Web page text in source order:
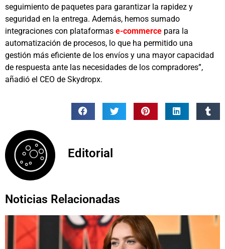
seguimiento de paquetes para garantizar la rapidez y
seguridad en la entrega. Además, hemos sumado
integraciones con plataformas e-commerce para la
automatización de procesos, lo que ha permitido una
gestión más eficiente de los envíos y una mayor capacidad
de respuesta ante las necesidades de los compradores”,
añadió el CEO de Skydropx.
Editorial
Noticias Relacionadas